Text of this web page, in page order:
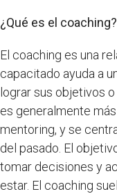
¿Qué es el coaching?
El coaching es una
capacitado ayuda a
lograr sus objetivos
es generalmente
mentoring, y se
del pasado. El
tomar decisiones y
estar. El coaching